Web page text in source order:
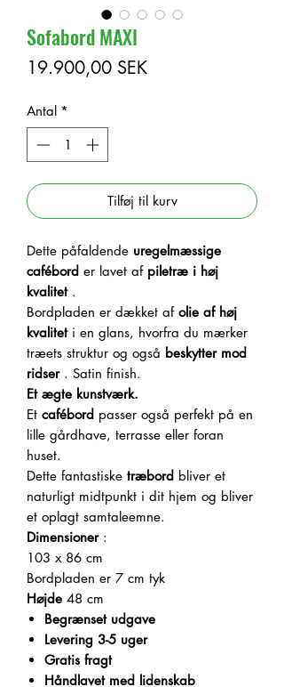
Sofabord MAXI
19.900,00 SEKPris
Antal *
Tilføj til kurv
Dette påfaldende uregelmæssige
cafébord er lavet af piletræ i høj
kvalitet.
Bordpladen er dækket af olie af høj
kvaliteti en glans, hvorfra du mærker
træets struktur og også beskytter mod
ridser. Satin finish.
Et ægte kunstværk.
Et cafébord passer også perfekt på en
lille gårdhave, terrasse eller foran
huset.
Dette fantastiske træbord bliver et
naturligt midtpunkt i dit hjem og bliver
et oplagt samtaleemne.
Dimensioner:
103 x 86 cm
Bordpladen er 7 cm tyk
Højde 48 cm
Begrænset udgave
Levering 3-5 uger
Gratis fragt
Håndlavet med lidenskab